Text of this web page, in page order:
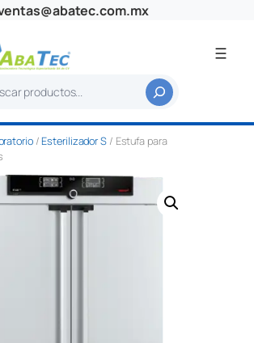
/Esterilizador S/ Estufa para